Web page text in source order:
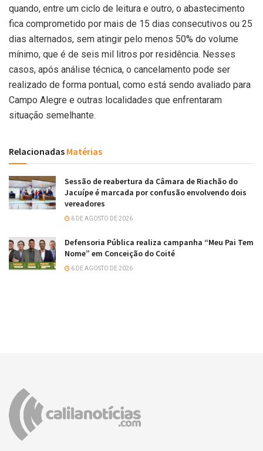
quando, entre um ciclo de leitura e outro, o abastecimento
fica comprometido por mais de 15 dias consecutivos ou 25
dias alternados, sem atingir pelo menos 50% do volume
mínimo, que é de seis mil litros por residência. Nesses
casos, após análise técnica, o cancelamento pode ser
realizado de forma pontual, como está sendo avaliado para
Campo Alegre e outras localidades que enfrentaram
situação semelhante.
Relacionadas Matérias
Sessão de reabertura da Câmara de Riachão do
Jacuípe é marcada por confusão envolvendo dois
vereadores
6 DE AGOSTO DE 2026
Defensoria Pública realiza campanha “Meu Pai Tem
Nome” em Conceição do Coité
6 DE AGOSTO DE 2026